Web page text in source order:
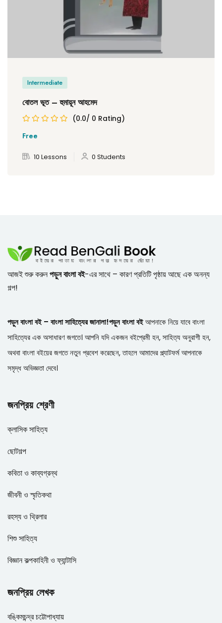
Intermediate
বোতল ভূত – হুমায়ূন আহমেদ
(0.0/ 0 Rating)
Free
10 Lessons 0 Students
আজই শুরু করুনপড়ুন বাংলা বই-এর সাথে – কারণ প্রতিটি পৃষ্ঠায় আছে এক অনন্য
গল্প!
পড়ুন বাংলা বই – বাংলা সাহিত্যের জানালা!পড়ুন বাংলা বইআপনাকে নিয়ে যাবে বাংলা
সাহিত্যের এক অসাধারণ জগতে। আপনি যদি একজন বইপ্রেমী হন, সাহিত্য অনুরাগী হন,
অথবা বাংলা বইয়ের জগতে নতুন প্রবেশ করেছেন, তাহলে আমাদের প্ল্যাটফর্ম আপনাকে
সমৃদ্ধ অভিজ্ঞতা দেবে।
জনপ্রিয় শ্রেণী
ক্লাসিক সাহিত্য
ছোটগল্প
কবিতা ও কাব্যগ্রন্থ
জীবনী ও স্মৃতিকথা
রহস্য ও থ্রিলার
শিশু সাহিত্য
বিজ্ঞান কল্পকাহিনী ও ফ্যান্টাসি
জনপ্রিয় লেখক
বঙ্কিমচন্দ্র চট্টোপাধ্যায়